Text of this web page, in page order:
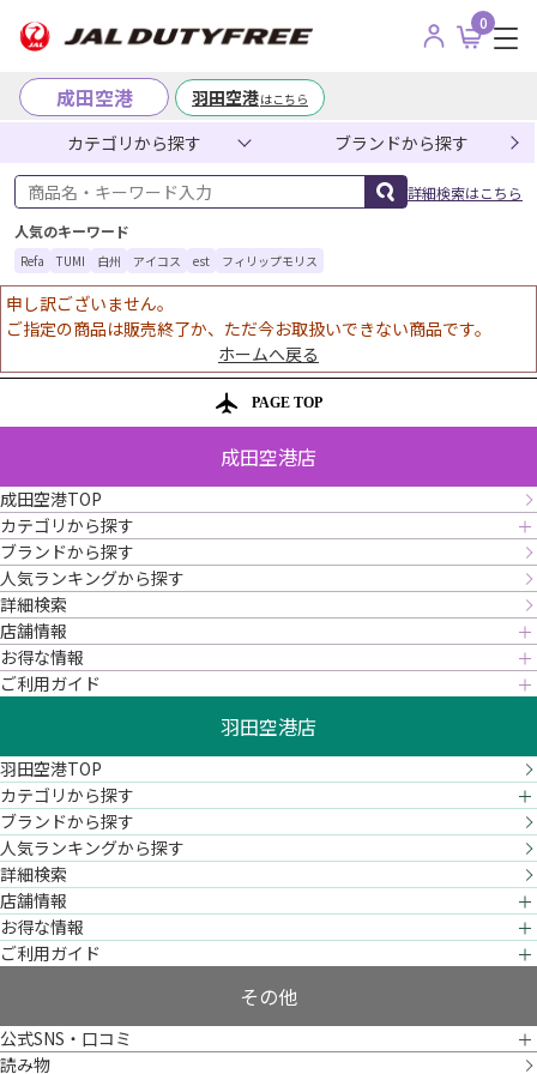
0
成田空港 羽田空港はこちら
カテゴリから探す ブランドから探す
商品名・キーワード入力
詳細検索はこちら
人気のキーワード
Refa TUMI 白州 アイコス est フィリップモリス
申し訳ございません。
ご指定の商品は販売終了か、ただ今お取扱いできない商品です。
ホームへ戻る
PAGE TOP
成田空港店
成田空港TOP
カテゴリから探す
ブランドから探す
人気ランキングから探す
詳細検索
店舗情報
お得な情報
ご利用ガイド
羽田空港店
羽田空港TOP
カテゴリから探す
ブランドから探す
人気ランキングから探す
詳細検索
店舗情報
お得な情報
ご利用ガイド
その他
公式SNS・口コミ
読み物